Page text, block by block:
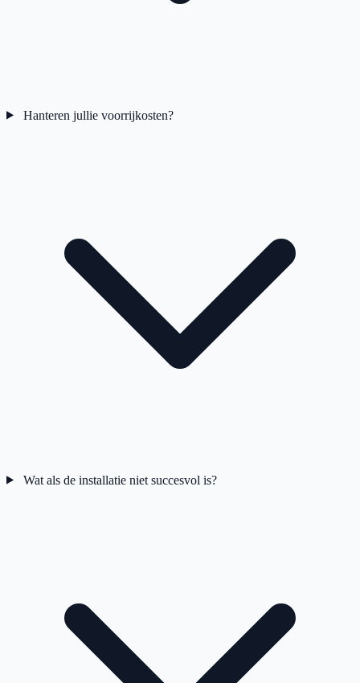
Hanteren jullie voorrijkosten?
Wat als de installatie niet succesvol is?